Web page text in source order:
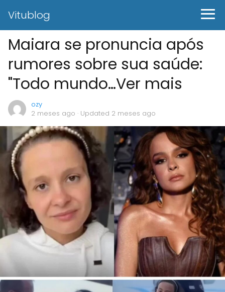
Vitublog
Maiara se pronuncia após
rumores sobre sua saúde:
"Todo mundo…Ver mais
ozy
2 meses ago · Updated 2 meses ago